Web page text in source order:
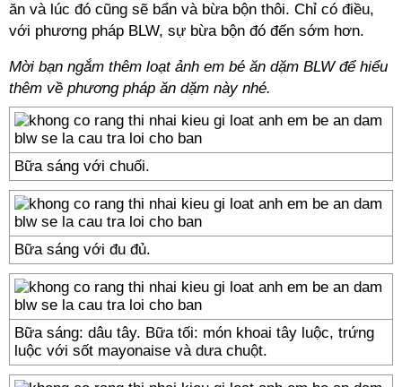
ăn và lúc đó cũng sẽ bẩn và bừa bộn thôi. Chỉ có điều,
với phương pháp BLW, sự bừa bộn đó đến sớm hơn.
Mời bạn ngắm thêm loạt ảnh em bé ăn dặm BLW để hiểu
thêm về phương pháp ăn dặm này nhé.
Bữa sáng với chuối.
Bữa sáng với đu đủ.
Bữa sáng: dâu tây. Bữa tối: món khoai tây luộc, trứng
luộc với sốt mayonaise và dưa chuột.